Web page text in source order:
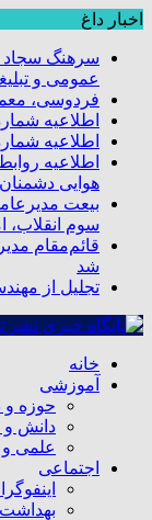
اخبار داغ
سرهنگ سجاد
عمومی و
فردوسی،
اطلاعیه شماره ۳ روابط عمومی شرکت فولاد
اطلاعیه شماره ۲ روابط عمومی شرکت فولاد
اطلاعیه
هوایی
بیعت
سوم انقلاب،
قائم‌مقام
شد
تجلیل از
خانه
آموزشی
حوزه و
دانش و
علمی
اجتماعی